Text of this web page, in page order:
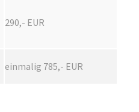
290,- EUR
einmalig 785,- EUR